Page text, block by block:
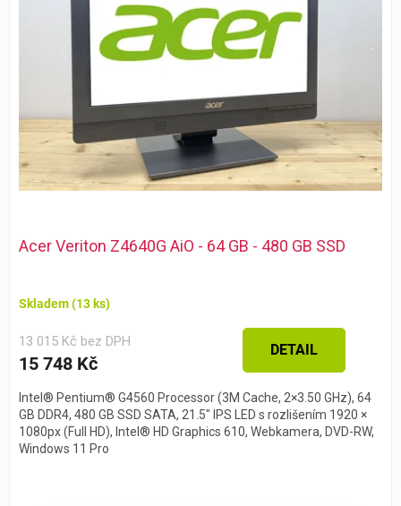
Acer Veriton Z4640G AiO - 64 GB - 480 GB SSD
Skladem(13 ks)
13 015 Kč bez DPH
15 748 Kč
DETAIL
Intel® Pentium® G4560 Processor (3M Cache, 2×3.50 GHz), 64
GB DDR4, 480 GB SSD SATA, 21.5″ IPS LED s rozlišením 1920 ×
1080px (Full HD), Intel® HD Graphics 610, Webkamera, DVD-RW,
Windows 11 Pro